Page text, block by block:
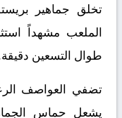
الملعب مشهداً
طوال التسعين
تضفي العواصف
يشعل حماس